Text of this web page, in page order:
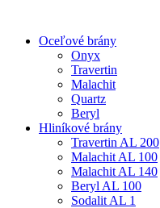
obsah
Oceľové brány
Onyx
Travertin
Malachit
Quartz
Beryl
Hliníkové brány
Travertin AL 200
Malachit AL 100
Malachit AL 140
Beryl AL 100
Sodalit AL 1